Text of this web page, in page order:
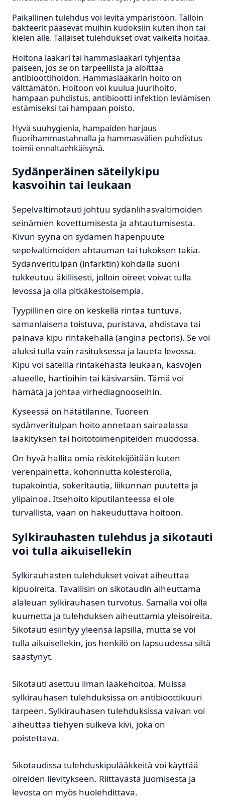
Paikallinen tulehdus voi levitä ympäristöön. Tällöin
bakteerit pääsevät muihin kudoksiin kuten ihon tai
kielen alle. Tällaiset tulehdukset ovat vaikeita hoitaa.
Hoitona lääkäri tai hammaslääkäri tyhjentää
paiseen, jos se on tarpeellista ja aloittaa
antibioottihoidon. Hammaslääkärin hoito on
välttämätön. Hoitoon voi kuulua juurihoito,
hampaan puhdistus, antibiootti infektion leviämisen
estämiseksi tai hampaan poisto.
Hyvä suuhygienia, hampaiden harjaus
fluorihammastahnalla ja hammasvälien puhdistus
toimii ennaltaehkäisynä.
Sydänperäinen säteilykipu
kasvoihin tai leukaan
Sepelvaltimotauti johtuu sydänlihasvaltimoiden
seinämien kovettumisesta ja ahtautumisesta.
Kivun syynä on sydämen hapenpuute
sepelvaltimoiden ahtauman tai tukoksen takia.
Sydänveritulpan (infarktin) kohdalla suoni
tukkeutuu äkillisesti, jolloin oireet voivat tulla
levossa ja olla pitkäkestoisempia.
Tyypillinen oire on keskellä rintaa tuntuva,
samanlaisena toistuva, puristava, ahdistava tai
painava kipu rintakehällä (angina pectoris). Se voi
aluksi tulla vain rasituksessa ja laueta levossa.
Kipu voi säteillä rintakehästä leukaan, kasvojen
alueelle, hartioihin tai käsivarsiin. Tämä voi
hämätä ja johtaa virhediagnooseihin.
Kyseessä on hätätilanne. Tuoreen
sydänveritulpan hoito annetaan sairaalassa
lääkityksen tai hoitotoimenpiteiden muodossa.
On hyvä hallita omia riskitekijöitään kuten
verenpainetta, kohonnutta kolesterolia,
tupakointia, sokeritautia, liikunnan puutetta ja
ylipainoa. Itsehoito kiputilanteessa ei ole
turvallista, vaan on hakeuduttava hoitoon.
Sylkirauhasten tulehdus ja sikotauti
voi tulla aikuisellekin
Sylkirauhasten tulehdukset voivat aiheuttaa
kipuoireita. Tavallisin on sikotaudin aiheuttama
alaleuan sylkirauhasen turvotus. Samalla voi olla
kuumetta ja tulehduksen aiheuttamia yleisoireita.
Sikotauti esiintyy yleensä lapsilla, mutta se voi
tulla aikuisellekin, jos henkilö on lapsuudessa siltä
säästynyt.
Sikotauti asettuu ilman lääkehoitoa. Muissa
sylkirauhasen tulehduksissa on antibioottikuuri
tarpeen. Sylkirauhasen tulehduksissa vaivan voi
aiheuttaa tiehyen sulkeva kivi, joka on
poistettava.
Sikotaudissa tulehduskipulääkkeitä voi käyttää
oireiden lievitykseen. Riittävästä juomisesta ja
levosta on myös huolehdittava.